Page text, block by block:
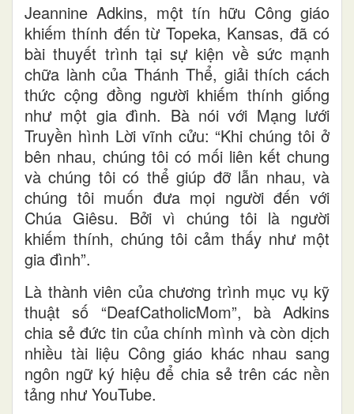
Jeannine Adkins, một tín hữu Công giáo
khiếm thính đến từ Topeka, Kansas, đã có
bài thuyết trình tại sự kiện về sức mạnh
chữa lành của Thánh Thể, giải thích cách
thức cộng đồng người khiếm thính giống
như một gia đình. Bà nói với Mạng lưới
Truyền hình Lời vĩnh cửu: “Khi chúng tôi ở
bên nhau, chúng tôi có mối liên kết chung
và chúng tôi có thể giúp đỡ lẫn nhau, và
chúng tôi muốn đưa mọi người đến với
Chúa Giêsu. Bởi vì chúng tôi là người
khiếm thính, chúng tôi cảm thấy như một
gia đình”.
Là thành viên của chương trình mục vụ kỹ
thuật số “DeafCatholicMom”, bà Adkins
chia sẻ đức tin của chính mình và còn dịch
nhiều tài liệu Công giáo khác nhau sang
ngôn ngữ ký hiệu để chia sẻ trên các nền
tảng như YouTube.